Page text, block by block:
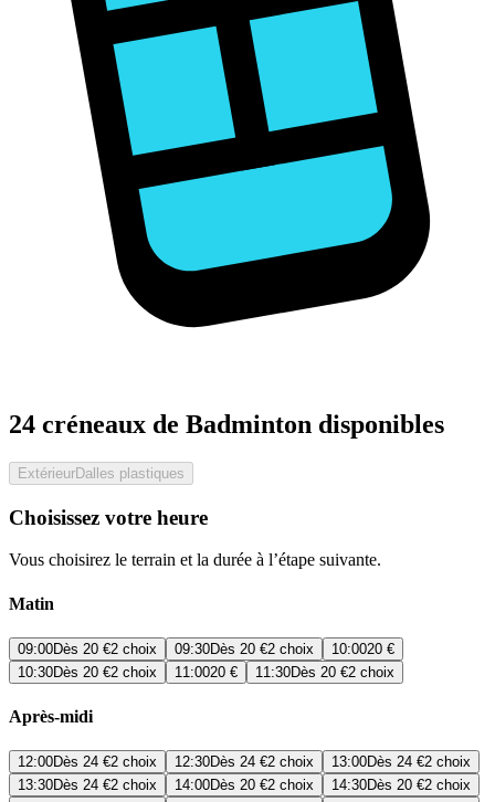
24 créneaux de Badminton disponibles
ExtérieurDalles plastiques
Choisissez votre heure
Vous choisirez le terrain et la durée à l’étape suivante.
Matin
09:00Dès 20 €2 choix 09:30Dès 20 €2 choix 10:0020 €
10:30Dès 20 €2 choix 11:0020 € 11:30Dès 20 €2 choix
Après-midi
12:00Dès 24 €2 choix 12:30Dès 24 €2 choix 13:00Dès 24 €2 choix
13:30Dès 24 €2 choix 14:00Dès 20 €2 choix 14:30Dès 20 €2 choix